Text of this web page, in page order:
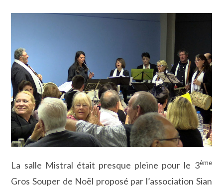
La salle Mistral était presque pleine pour le 3ème
Gros Souper de Noël proposé par l’association Sian